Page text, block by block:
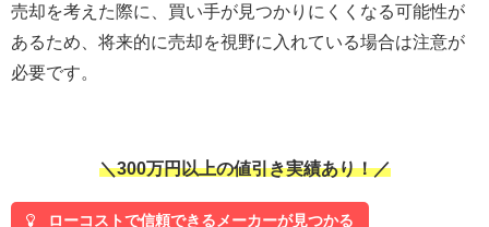
売却を考えた際に、買い手が見つかりにくくなる可能性が
あるため、将来的に売却を視野に入れている場合は注意が
必要です。
＼300万円以上の値引き実績あり！／
ローコストで信頼できるメーカーが見つかる